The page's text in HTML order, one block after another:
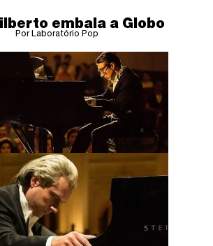
embala a Globo
Por Laboratório Pop